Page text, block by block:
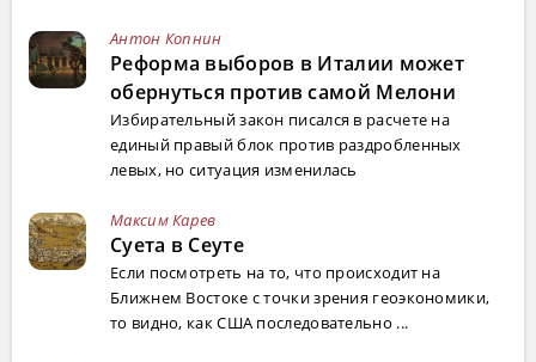
Антон Копнин
Реформа выборов в Италии может
обернуться против самой Мелони
Избирательный закон писался в расчете на
единый правый блок против раздробленных
левых, но ситуация изменилась
Максим Карев
Суета в Сеуте
Если посмотреть на то, что происходит на
Ближнем Востоке с точки зрения геоэкономики,
то видно, как США последовательно ...